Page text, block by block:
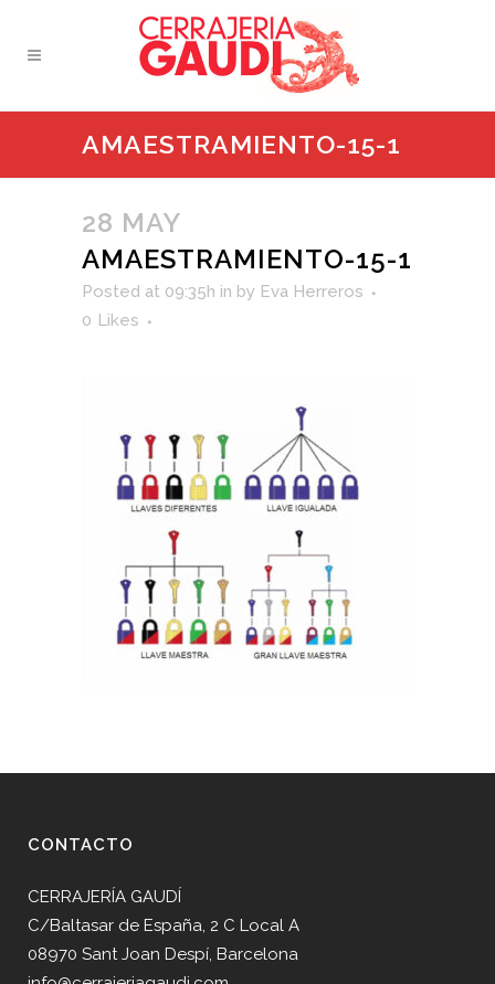
AMAESTRAMIENTO-15-1
28 MAY
AMAESTRAMIENTO-15-1
Posted at 09:35h in by Eva Herreros
0 Likes
CONTACTO
CERRAJERÍA GAUDÍ
C/Baltasar de España, 2 C Local A
08970 Sant Joan Despí, Barcelona